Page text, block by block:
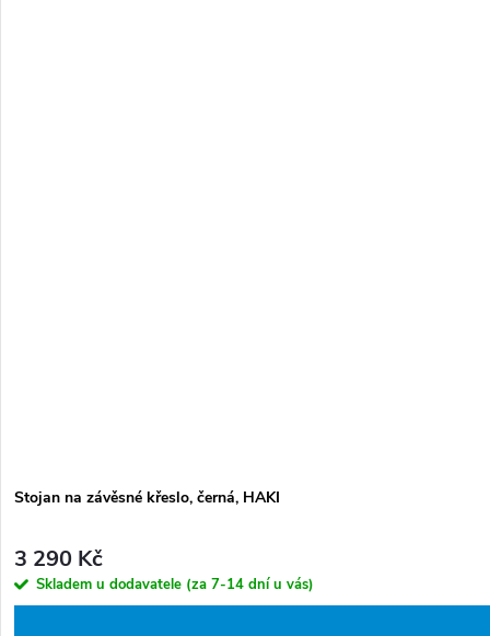
Stojan na závěsné křeslo, černá, HAKI
3 290 Kč
Skladem u dodavatele (za 7-14 dní u vás)